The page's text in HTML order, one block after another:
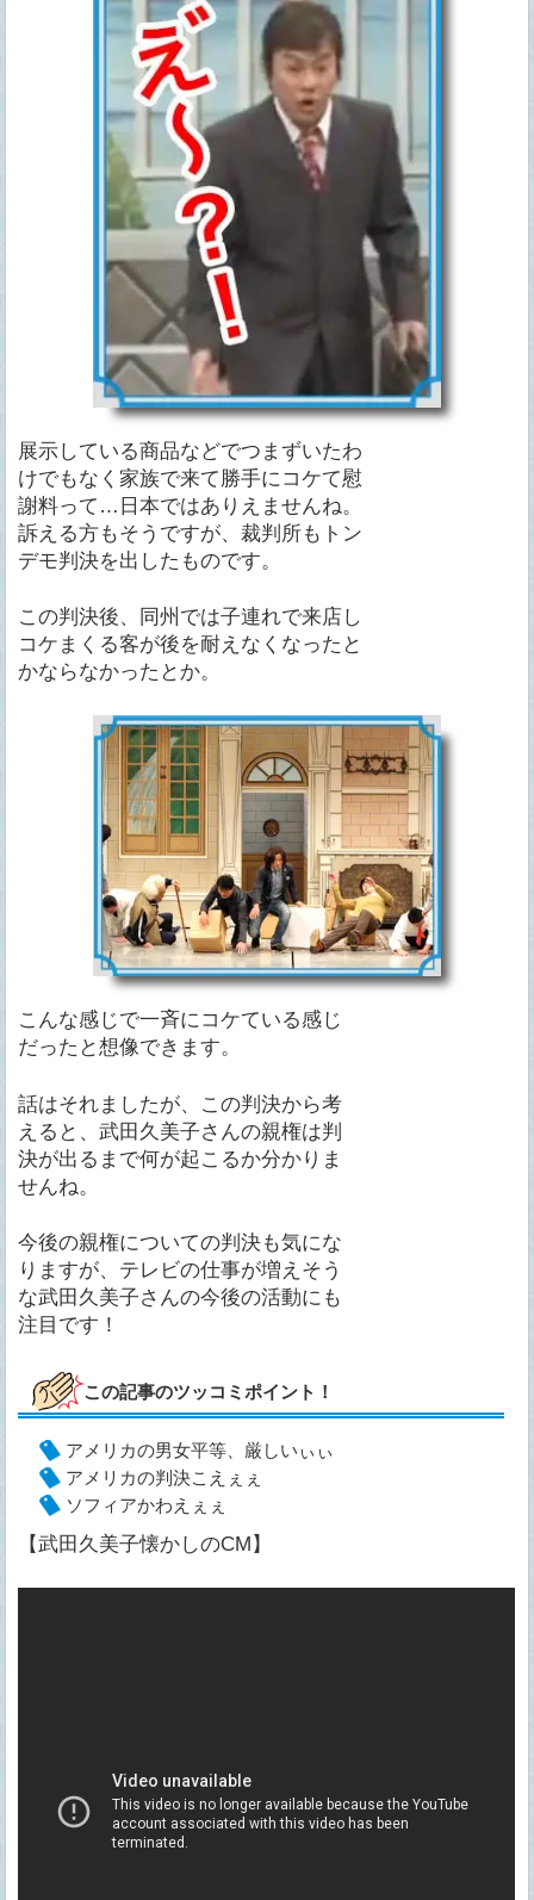
展示している商品などでつまずいたわ
けでもなく家族で来て勝手にコケて慰
謝料って…日本ではありえませんね。
訴える方もそうですが、裁判所もトン
デモ判決を出したものです。
この判決後、同州では子連れで来店し
コケまくる客が後を耐えなくなったと
かならなかったとか。
こんな感じで一斉にコケている感じ
だったと想像できます。
話はそれましたが、この判決から考
えると、武田久美子さんの親権は判
決が出るまで何が起こるか分かりま
せんね。
今後の親権についての判決も気にな
りますが、テレビの仕事が増えそう
な武田久美子さんの今後の活動にも
注目です！
この記事のツッコミポイント！
アメリカの男女平等、厳しいぃぃ
アメリカの判決こえぇぇ
ソフィアかわえぇぇ
【武田久美子懐かしのCM】